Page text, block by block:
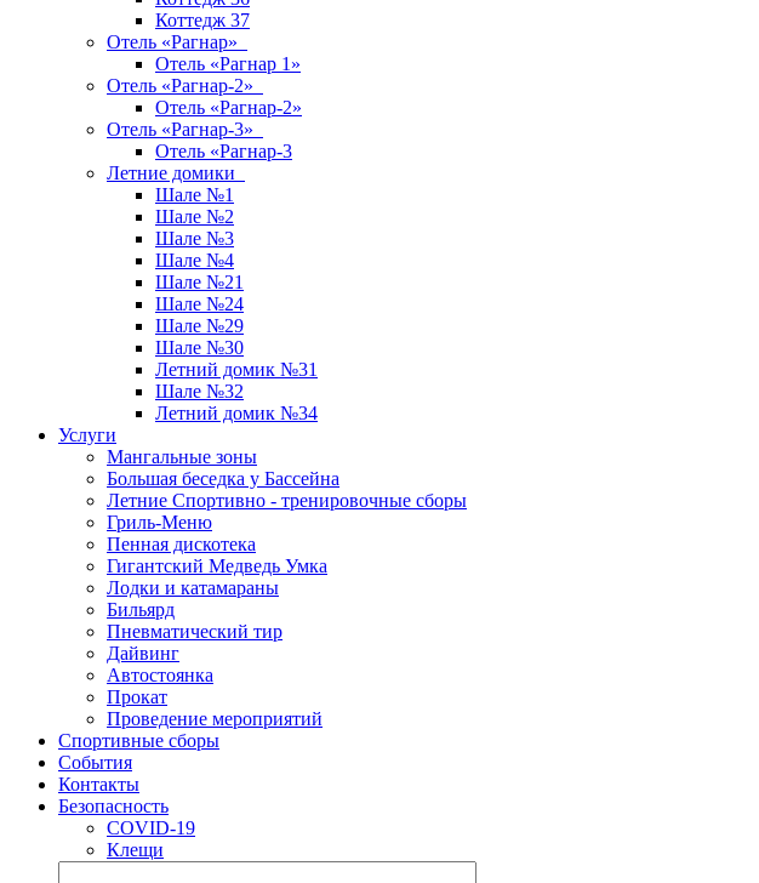
Коттедж 37
Отель «Рагнар»
Отель «Рагнар 1»
Отель «Рагнар-2»
Отель «Рагнар-2»
Отель «Рагнар-3»
Отель «Рагнар-3
Летние домики
Шале №1
Шале №2
Шале №3
Шале №4
Шале №21
Шале №24
Шале №29
Шале №30
Летний домик №31
Шале №32
Летний домик №34
Услуги
Мангальные зоны
Большая беседка у Бассейна
Летние Спортивно - тренировочные сборы
Гриль-Меню
Пенная дискотека
Гигантский Медведь Умка
Лодки и катамараны
Бильярд
Пневматический тир
Дайвинг
Автостоянка
Прокат
Проведение мероприятий
Спортивные сборы
События
Контакты
Безопасность
COVID-19
Клещи